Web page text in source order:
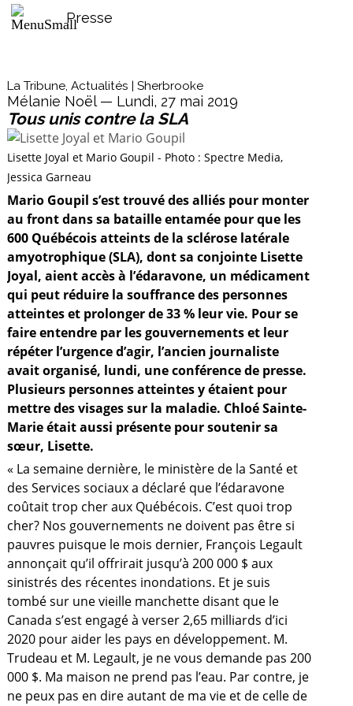
La Tribune, Actualités | Sherbrooke
Mélanie Noël — Lundi, 27 mai 2019
Tous unis contre la SLA
Lisette Joyal et Mario Goupil - Photo : Spectre Media,
Jessica Garneau
Mario Goupil s’est trouvé des alliés pour monter
au front dans sa bataille entamée pour que les
600 Québécois atteints de la sclérose latérale
amyotrophique (SLA), dont sa conjointe Lisette
Joyal, aient accès à l’édaravone, un médicament
qui peut réduire la souffrance des personnes
atteintes et prolonger de 33 % leur vie. Pour se
faire entendre par les gouvernements et leur
répéter l’urgence d’agir, l’ancien journaliste
avait organisé, lundi, une conférence de presse.
Plusieurs personnes atteintes y étaient pour
mettre des visages sur la maladie. Chloé Sainte-
Marie était aussi présente pour soutenir sa
sœur, Lisette.
« La semaine dernière, le ministère de la Santé et
des Services sociaux a déclaré que l’édaravone
coûtait trop cher aux Québécois. C’est quoi trop
cher? Nos gouvernements ne doivent pas être si
pauvres puisque le mois dernier, François Legault
annonçait qu’il offrirait jusqu’à 200 000 $ aux
sinistrés des récentes inondations. Et je suis
tombé sur une vieille manchette disant que le
Canada s’est engagé à verser 2,65 milliards d’ici
2020 pour aider les pays en développement. M.
Trudeau et M. Legault, je ne vous demande pas 200
000 $. Ma maison ne prend pas l’eau. Par contre, je
ne peux pas en dire autant de ma vie et de celle de
Presse